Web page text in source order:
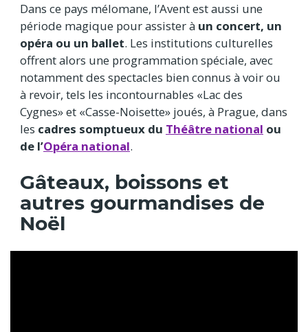
Dans ce pays mélomane, l’Avent est aussi une
période magique pour assister à un concert, un
opéra ou un ballet. Les institutions culturelles
offrent alors une programmation spéciale, avec
notamment des spectacles bien connus à voir ou
à revoir, tels les incontournables «Lac des
Cygnes» et «Casse-Noisette» joués, à Prague, dans
les cadres somptueux du Théâtre national ou
de l’Opéra national.
Gâteaux, boissons et
autres gourmandises de
Noël